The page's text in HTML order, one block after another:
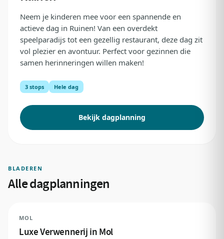
Neem je kinderen mee voor een spannende en
actieve dag in Ruinen! Van een overdekt
speelparadijs tot een gezellig restaurant, deze dag zit
vol plezier en avontuur. Perfect voor gezinnen die
samen herinneringen willen maken!
3 stops Hele dag
Bekijk dagplanning
BLADEREN
Alle dagplanningen
MOL
Luxe Verwennerij in Mol